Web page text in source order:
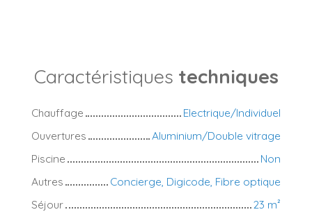
Caractéristiques techniques
Chauffage
Electrique/Individuel
Ouvertures
Aluminium/Double vitrage
Piscine
Non
Autres
Concierge, Digicode, Fibre optique
Séjour
23 m²